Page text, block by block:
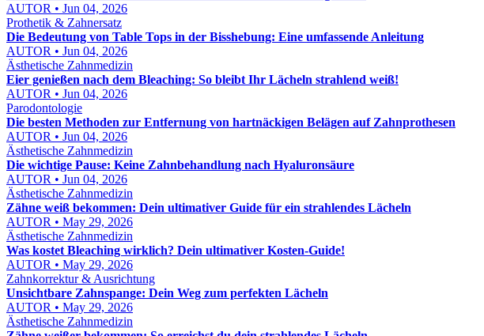
AUTOR • Jun 04, 2026
Prothetik & Zahnersatz
Die Bedeutung von Table Tops in der Bisshebung: Eine umfassende Anleitung
AUTOR • Jun 04, 2026
Ästhetische Zahnmedizin
Eier genießen nach dem Bleaching: So bleibt Ihr Lächeln strahlend weiß!
AUTOR • Jun 04, 2026
Parodontologie
Die besten Methoden zur Entfernung von hartnäckigen Belägen auf Zahnprothesen
AUTOR • Jun 04, 2026
Ästhetische Zahnmedizin
Die wichtige Pause: Keine Zahnbehandlung nach Hyaluronsäure
AUTOR • Jun 04, 2026
Ästhetische Zahnmedizin
Zähne weiß bekommen: Dein ultimativer Guide für ein strahlendes Lächeln
AUTOR • May 29, 2026
Ästhetische Zahnmedizin
Was kostet Bleaching wirklich? Dein ultimativer Kosten-Guide!
AUTOR • May 29, 2026
Zahnkorrektur & Ausrichtung
Unsichtbare Zahnspange: Dein Weg zum perfekten Lächeln
AUTOR • May 29, 2026
Ästhetische Zahnmedizin